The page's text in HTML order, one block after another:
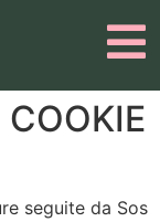
COOKIE
seguite da Sos